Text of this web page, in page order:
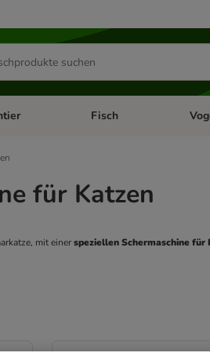
Menü öffnen: Hundefutter & Zubehör
Kategorie-Menü öffnen:
Fisch
für Katzen
mit einer speziellen Schermaschine für